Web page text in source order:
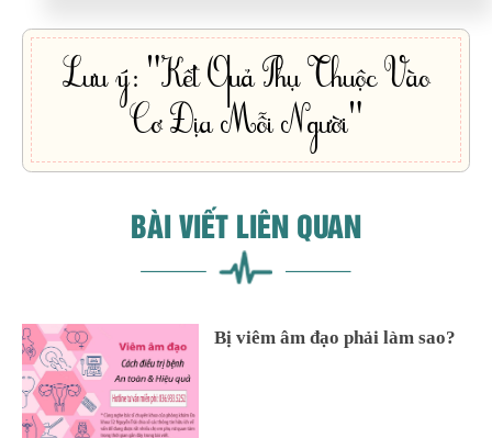
Lưu ý: "Kết Quả Phụ Thuộc Vào
Cơ Địa Mỗi Người"
BÀI VIẾT LIÊN QUAN
Bị viêm âm đạo phải làm sao?